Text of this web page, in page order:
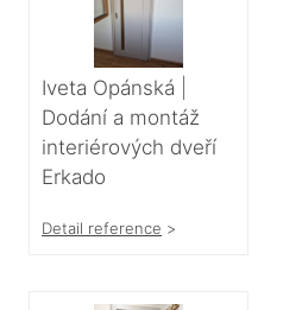
Iveta Opánská |
Dodání a montáž
interiérových dveří
Erkado
Detail reference >